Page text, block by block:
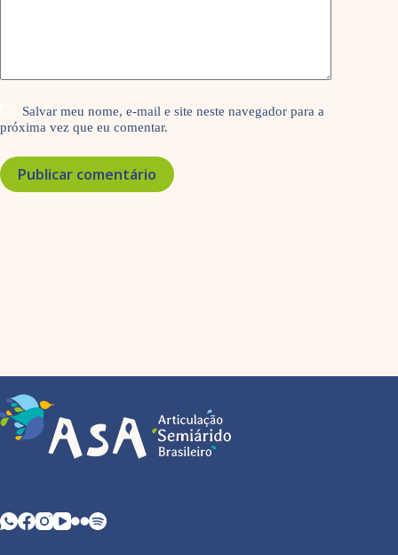
Salvar meu nome, e-mail e site neste navegador para a
próxima vez que eu comentar.
Publicar comentário